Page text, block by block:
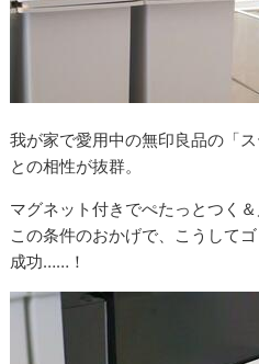
我が家で愛用中の無印良品の「
との相性が抜群。
マグネット付きでぺたっとつく
この条件のおかげで、こうして
成功……！